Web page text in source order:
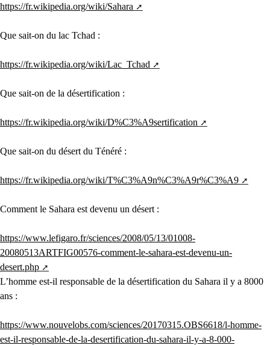
https://fr.wikipedia.org/wiki/Sahara
Que sait-on du lac Tchad :
https://fr.wikipedia.org/wiki/Lac_Tchad
Que sait-on de la désertification :
https://fr.wikipedia.org/wiki/D%C3%A9sertification
Que sait-on du désert du Ténéré :
https://fr.wikipedia.org/wiki/T%C3%A9n%C3%A9r%C3%A9
Comment le Sahara est devenu un désert :
https://www.lefigaro.fr/sciences/2008/05/13/01008-
20080513ARTFIG00576-comment-le-sahara-est-devenu-un-
desert.php
L’homme est-il responsable de la désertification du Sahara il y a 8000
ans :
https://www.nouvelobs.com/sciences/20170315.OBS6618/l-homme-
est-il-responsable-de-la-desertification-du-sahara-il-y-a-8-000-